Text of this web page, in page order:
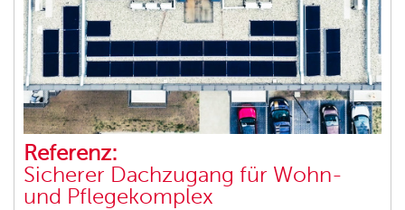
Referenz:
Sicherer Dachzugang für Wohn-
und Pflegekomplex